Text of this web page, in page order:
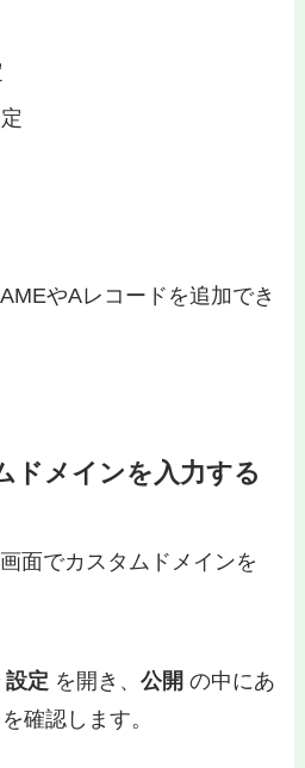
やAレコードを追加でき
ドメインを入力する
面でカスタムドメインを
設定 を開き、公開 の中にあ
を確認します。